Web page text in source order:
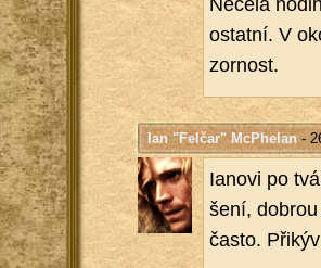
Ne­ce­lá
ostat­ní. V
zor­nost.
Ian "Felčar" McPhelan -
Ia­no­vi po
še­ní,
často.